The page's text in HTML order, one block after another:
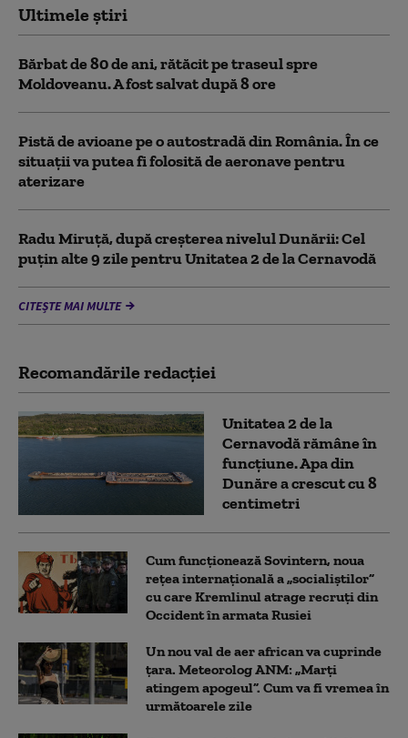
Ultimele știri
Bărbat de 80 de ani, rătăcit pe traseul spre
Moldoveanu. A fost salvat după 8 ore
Pistă de avioane pe o autostradă din România. În ce
situații va putea fi folosită de aeronave pentru
aterizare
Radu Miruță, după creșterea nivelul Dunării: Cel
puțin alte 9 zile pentru Unitatea 2 de la Cernavodă
CITEȘTE MAI MULTE
Recomandările redacţiei
Unitatea 2 de la
Cernavodă rămâne în
funcțiune. Apa din
Dunăre a crescut cu 8
centimetri
Cum funcționează Sovintern, noua
rețea internațională a „socialiștilor”
cu care Kremlinul atrage recruți din
Occident în armata Rusiei
Un nou val de aer african va cuprinde
țara. Meteorolog ANM: „Marți
atingem apogeul”. Cum va fi vremea în
următoarele zile